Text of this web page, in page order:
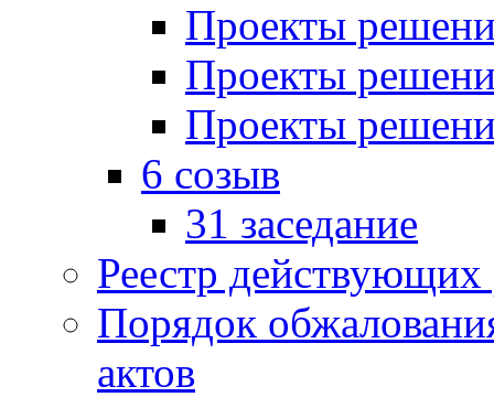
Проекты
Проекты
Проекты
6 созыв
31 заседание
Реестр
Порядок
актов